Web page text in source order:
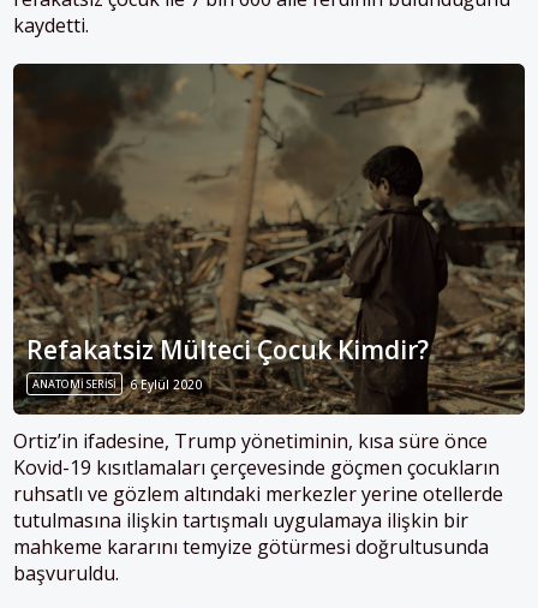
kaydetti.
Refakatsiz Mülteci Çocuk Kimdir?
ANATOMI SERISI 6 Eylül 2020
Ortiz’in ifadesine, Trump yönetiminin, kısa süre önce
Kovid-19 kısıtlamaları çerçevesinde göçmen çocukların
ruhsatlı ve gözlem altındaki merkezler yerine otellerde
tutulmasına ilişkin tartışmalı uygulamaya ilişkin bir
mahkeme kararını temyize götürmesi doğrultusunda
başvuruldu.